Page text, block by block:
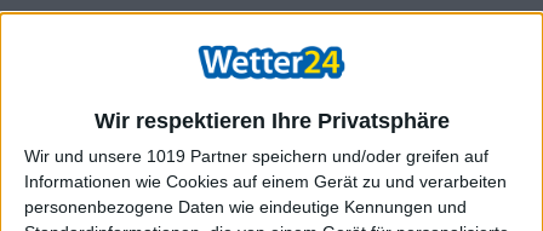
Wir respektieren Ihre Privatsphäre
Wir und unsere 1019 Partner speichern und/oder greifen auf
Informationen wie Cookies auf einem Gerät zu und verarbeiten
personenbezogene Daten wie eindeutige Kennungen und